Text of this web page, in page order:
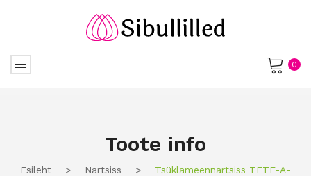
0
Toote info
Esileht > Nartsiss >
Tsüklameennartsiss TETE-A-